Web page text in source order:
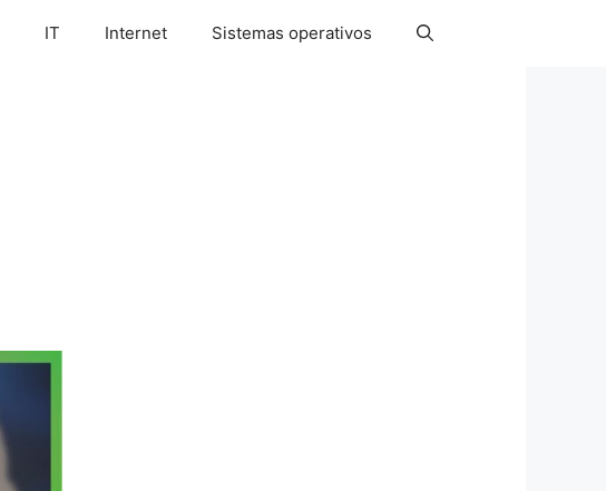
IT Internet Sistemas operativos